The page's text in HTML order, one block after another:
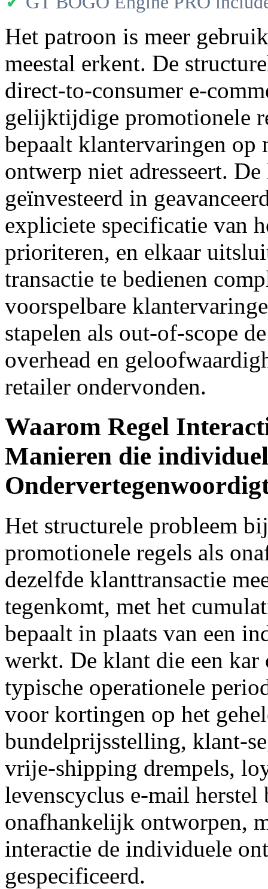
Het patroon is meer
meestal erkent. De
direct-to-consumer e-
gelijktijdige promotionele
bepaalt klantervaringen
ontwerp niet adresseert.
geïnvesteerd in
expliciete specificatie van
prioriteren, en elkaar
transactie te bedienen
voorspelbare
stapelen als out-of-scope
overhead en
retailer ondervonden.
Waarom Regel
Manieren die
Het structurele probleem
promotionele regels als
dezelfde klanttransactie
tegenkomt, met het
bepaalt in plaats van een
werkt. De klant die een kar
typische operationele
voor kortingen op het
bundelprijsstelling, klant-
vrije-shipping drempels,
levenscyclus e-mail
onafhankelijk ontworpen,
interactie de individuele
gespecificeerd.